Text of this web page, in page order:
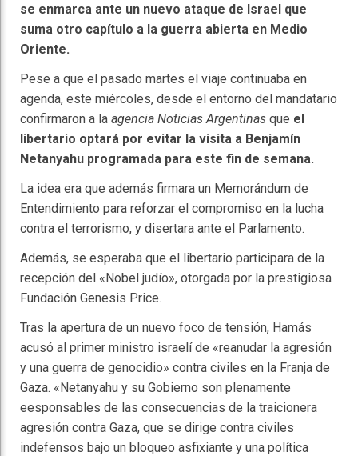
se enmarca ante un nuevo ataque de Israel que
suma otro capítulo a la guerra abierta en Medio
Oriente.
Pese a que el pasado martes el viaje continuaba en
agenda, este miércoles, desde el entorno del mandatario
confirmaron a la agencia Noticias Argentinas que el
libertario optará por evitar la visita a Benjamín
Netanyahu programada para este fin de semana.
La idea era que además firmara un Memorándum de
Entendimiento para reforzar el compromiso en la lucha
contra el terrorismo, y disertara ante el Parlamento.
Además, se esperaba que el libertario participara de la
recepción del «Nobel judío», otorgada por la prestigiosa
Fundación Genesis Price.
Tras la apertura de un nuevo foco de tensión, Hamás
acusó al primer ministro israelí de «reanudar la agresión
y una guerra de genocidio» contra civiles en la Franja de
Gaza. «Netanyahu y su Gobierno son plenamente
eesponsables de las consecuencias de la traicionera
agresión contra Gaza, que se dirige contra civiles
indefensos bajo un bloqueo asfixiante y una política